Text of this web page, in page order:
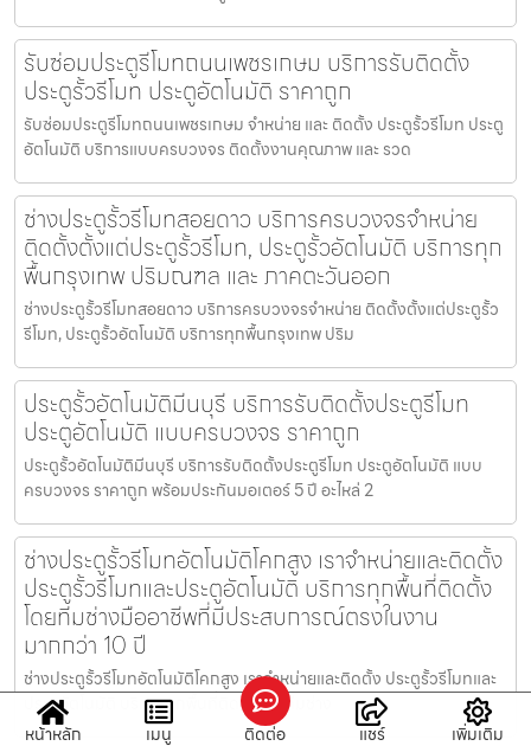
รับซ่อมประตูรีโมทถนนเพชรเกษม บริการรับติดตั้ง
ประตูรั้วรีโมท ประตูอัตโนมัติ ราคาถูก
รับซ่อมประตูรีโมทถนนเพชรเกษม จำหน่าย และ ติดตั้ง ประตูรั้วรีโมท ประตู
อัตโนมัติ บริการแบบครบวงจร ติดตั้งงานคุณภาพ และ รวด
ช่างประตูรั้วรีโมทสอยดาว บริการครบวงจรจำหน่าย
ติดตั้งตั้งแต่ประตูรั้วรีโมท, ประตูรั้วอัตโนมัติ บริการทุก
พื้นกรุงเทพ ปริมณฑล และ ภาคตะวันออก
ช่างประตูรั้วรีโมทสอยดาว บริการครบวงจรจำหน่าย ติดตั้งตั้งแต่ประตูรั้ว
รีโมท, ประตูรั้วอัตโนมัติ บริการทุกพื้นกรุงเทพ ปริม
ประตูรั้วอัตโนมัติมีนบุรี บริการรับติดตั้งประตูรีโมท
ประตูอัตโนมัติ แบบครบวงจร ราคาถูก
ประตูรั้วอัตโนมัติมีนบุรี บริการรับติดตั้งประตูรีโมท ประตูอัตโนมัติ แบบ
ครบวงจร ราคาถูก พร้อมประกันมอเตอร์ 5 ปี อะไหล่ 2
ช่างประตูรั้วรีโมทอัตโนมัติโคกสูง เราจำหน่ายและติดตั้ง
ประตูรั้วรีโมทและประตูอัตโนมัติ บริการทุกพื้นที่ติดตั้ง
โดยทีมช่างมืออาชีพที่มีประสบการณ์ตรงในงาน
มากกว่า 10 ปี
ช่างประตูรั้วรีโมทอัตโนมัติโคกสูง เราจำหน่ายและติดตั้ง ประตูรั้วรีโมทและ
ประตูอัตโนมัติ บริการทุกพื้นที่ติดตั้งโดยทีมช่าง
หน้าหลัก
เมนู ติดต่อ แชร์ เพิ่มเติม